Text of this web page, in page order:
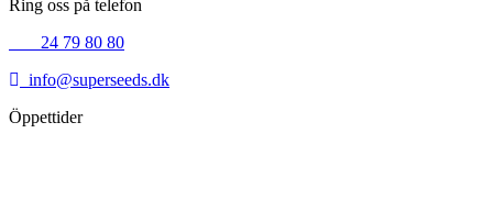
Ring oss på telefon
24 79 80 80
info@superseeds.dk
Öppettider